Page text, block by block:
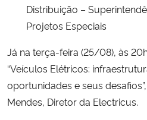
Distribuição –
Projetos Especiais
Já na terça-feira (25/08), às
“Veículos Elétricos:
oportunidades e seus
Mendes, Diretor da Electricus.